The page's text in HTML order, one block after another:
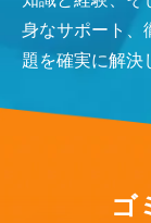
身なサポート、
題を確実に解決
ゴ